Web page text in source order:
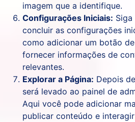
imagem que a identifique.
Configurações Iniciais:
concluir as configurações
como adicionar um botão
fornecer informações de
relevantes.
Explorar a Página: Depois
será levado ao painel de
Aqui você pode adicionar
publicar conteúdo e